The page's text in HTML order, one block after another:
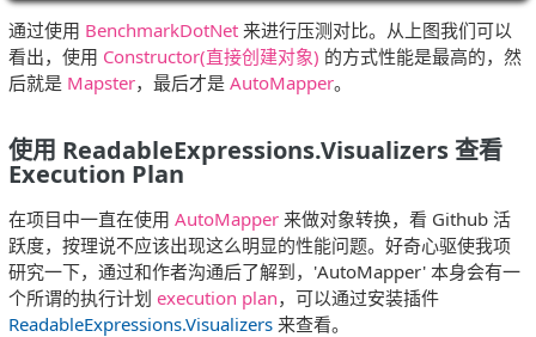
通过使用 BenchmarkDotNet 来进行压测对比。从上图我们可以
看出，使用 Constructor(直接创建对象) 的方式性能是最高的，然
后就是 Mapster，最后才是 AutoMapper。
使用 ReadableExpressions.Visualizers 查看
Execution Plan
在项目中一直在使用 AutoMapper 来做对象转换，看 Github 活
跃度，按理说不应该出现这么明显的性能问题。好奇心驱使我项
研究一下，通过和作者沟通后了解到，'AutoMapper' 本身会有一
个所谓的执行计划 execution plan，可以通过安装插件
ReadableExpressions.Visualizers 来查看。